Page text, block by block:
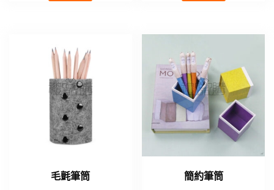
毛氈筆筒 簡約筆筒